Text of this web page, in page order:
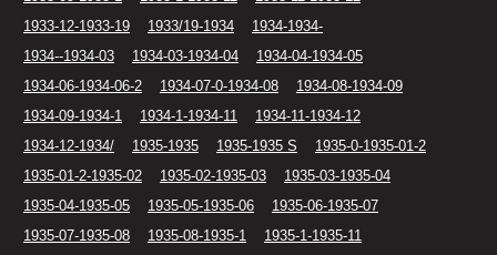
1933-12-1933-19
1933/19-1934
1934-1934-
1934--1934-03
1934-03-1934-04
1934-04-1934-05
1934-06-1934-06-2
1934-07-0-1934-08
1934-08-1934-09
1934-09-1934-1
1934-1-1934-11
1934-11-1934-12
1934-12-1934/
1935-1935 1935-1935 S
1935-0-1935-01-2
1935-01-2-1935-02
1935-02-1935-03
1935-03-1935-04
1935-04-1935-05
1935-05-1935-06
1935-06-1935-07
1935-07-1935-08
1935-08-1935-1
1935-1-1935-11